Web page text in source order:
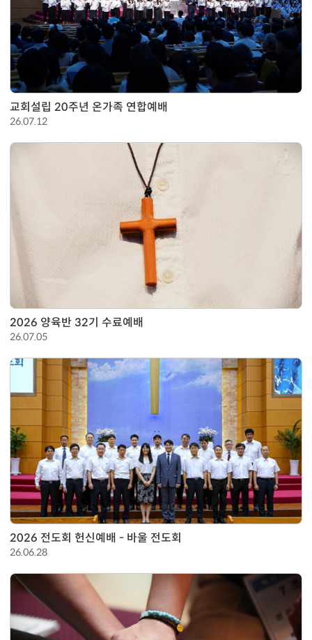
교회설립 20주년 온가족 연합예배
26.07.12
2026 양육반 32기 수료예배
26.07.05
2026 전도회 헌신예배 - 바울 전도회
26.06.28